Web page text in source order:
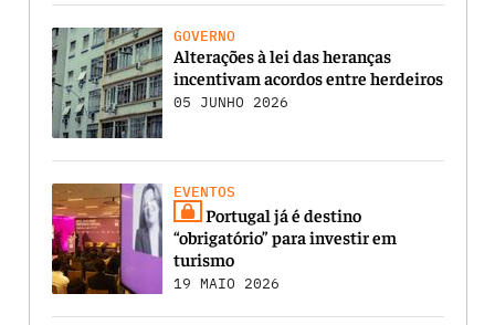
GOVERNO
Alterações à lei das heranças
incentivam acordos entre herdeiros
05 JUNHO 2026
EVENTOS
Portugal já é destino
“obrigatório” para investir em
turismo
19 MAIO 2026